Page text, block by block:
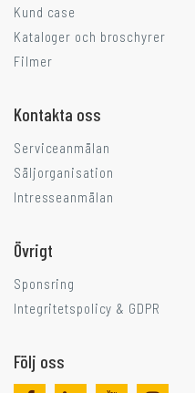
Kund case
Kataloger och broschyrer
Filmer
Kontakta oss
Serviceanmälan
Säljorganisation
Intresseanmälan
Övrigt
Sponsring
Integritetspolicy & GDPR
Följ oss